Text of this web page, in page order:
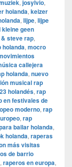
, josylvio,
holanda, keizer
, lijpe, lijpe
kleine geen
steve rap,
holanda, mocro
callejera
holanda, nuevo
musical rap
holandés, rap
en festivales de
moderno, rap
, rap
bailar holanda,
holanda, raperas
más visitas
de barrio
, raperos en europa,